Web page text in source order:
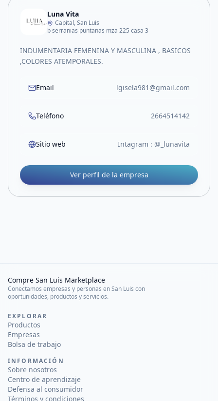
Luna Vita
Capital, San Luis
b serranias puntanas mza 225 casa 3
INDUMENTARIA FEMENINA Y MASCULINA , BASICOS
,COLORES ATEMPORALES.
Email lgisela981@gmail.com
Teléfono 2664514142
Sitio web Intagram : @_lunavita
Ver perfil de la empresa
Compre San Luis Marketplace
Conectamos empresas y personas en San Luis con
oportunidades, productos y servicios.
EXPLORAR
Productos
Empresas
Bolsa de trabajo
INFORMACIÓN
Sobre nosotros
Centro de aprendizaje
Defensa al consumidor
Términos y condiciones